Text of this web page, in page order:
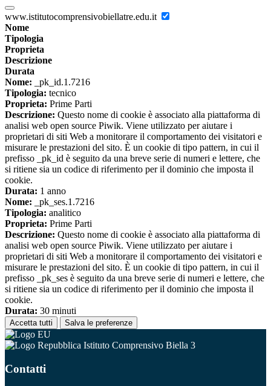
www.istitutocomprensivobiellatre.edu.it
Nome
Tipologia
Proprieta
Descrizione
Durata
Nome: _pk_id.1.7216
Tipologia: tecnico
Proprieta: Prime Parti
Descrizione: Questo nome di cookie è associato alla piattaforma di
analisi web open source Piwik. Viene utilizzato per aiutare i
proprietari di siti Web a monitorare il comportamento dei visitatori e
misurare le prestazioni del sito. È un cookie di tipo pattern, in cui il
prefisso _pk_id è seguito da una breve serie di numeri e lettere, che
si ritiene sia un codice di riferimento per il dominio che imposta il
cookie.
Durata: 1 anno
Nome: _pk_ses.1.7216
Tipologia: analitico
Proprieta: Prime Parti
Descrizione: Questo nome di cookie è associato alla piattaforma di
analisi web open source Piwik. Viene utilizzato per aiutare i
proprietari di siti Web a monitorare il comportamento dei visitatori e
misurare le prestazioni del sito. È un cookie di tipo pattern, in cui il
prefisso _pk_ses è seguito da una breve serie di numeri e lettere, che
si ritiene sia un codice di riferimento per il dominio che imposta il
cookie.
Durata: 30 minuti
Accetta tutti Salva le preferenze
Istituto Comprensivo Biella 3
Contatti